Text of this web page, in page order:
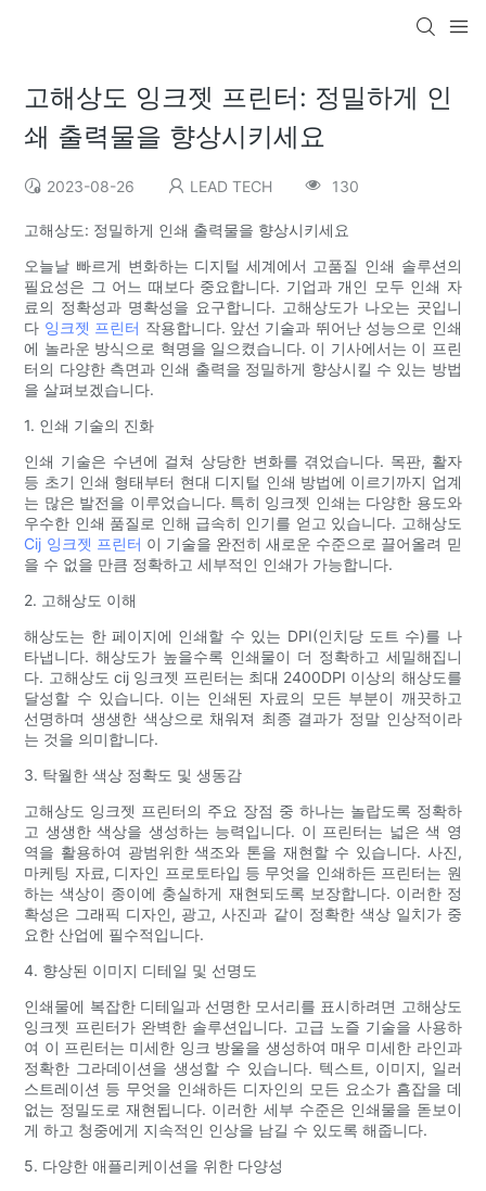
고해상도 잉크젯 프린터: 정밀하게 인
쇄 출력물을 향상시키세요
2023-08-26 LEAD TECH 130
고해상도: 정밀하게 인쇄 출력물을 향상시키세요
오늘날 빠르게 변화하는 디지털 세계에서 고품질 인쇄 솔루션의
필요성은 그 어느 때보다 중요합니다. 기업과 개인 모두 인쇄 자
료의 정확성과 명확성을 요구합니다. 고해상도가 나오는 곳입니
다 잉크젯 프린터 작용합니다. 앞선 기술과 뛰어난 성능으로 인쇄
에 놀라운 방식으로 혁명을 일으켰습니다. 이 기사에서는 이 프린
터의 다양한 측면과 인쇄 출력을 정밀하게 향상시킬 수 있는 방법
을 살펴보겠습니다.
1. 인쇄 기술의 진화
인쇄 기술은 수년에 걸쳐 상당한 변화를 겪었습니다. 목판, 활자
등 초기 인쇄 형태부터 현대 디지털 인쇄 방법에 이르기까지 업계
는 많은 발전을 이루었습니다. 특히 잉크젯 인쇄는 다양한 용도와
우수한 인쇄 품질로 인해 급속히 인기를 얻고 있습니다. 고해상도
Cij 잉크젯 프린터 이 기술을 완전히 새로운 수준으로 끌어올려 믿
을 수 없을 만큼 정확하고 세부적인 인쇄가 가능합니다.
2. 고해상도 이해
해상도는 한 페이지에 인쇄할 수 있는 DPI(인치당 도트 수)를 나
타냅니다. 해상도가 높을수록 인쇄물이 더 정확하고 세밀해집니
다. 고해상도 cij 잉크젯 프린터는 최대 2400DPI 이상의 해상도를
달성할 수 있습니다. 이는 인쇄된 자료의 모든 부분이 깨끗하고
선명하며 생생한 색상으로 채워져 최종 결과가 정말 인상적이라
는 것을 의미합니다.
3. 탁월한 색상 정확도 및 생동감
고해상도 잉크젯 프린터의 주요 장점 중 하나는 놀랍도록 정확하
고 생생한 색상을 생성하는 능력입니다. 이 프린터는 넓은 색 영
역을 활용하여 광범위한 색조와 톤을 재현할 수 있습니다. 사진,
마케팅 자료, 디자인 프로토타입 등 무엇을 인쇄하든 프린터는 원
하는 색상이 종이에 충실하게 재현되도록 보장합니다. 이러한 정
확성은 그래픽 디자인, 광고, 사진과 같이 정확한 색상 일치가 중
요한 산업에 필수적입니다.
4. 향상된 이미지 디테일 및 선명도
인쇄물에 복잡한 디테일과 선명한 모서리를 표시하려면 고해상도
잉크젯 프린터가 완벽한 솔루션입니다. 고급 노즐 기술을 사용하
여 이 프린터는 미세한 잉크 방울을 생성하여 매우 미세한 라인과
정확한 그라데이션을 생성할 수 있습니다. 텍스트, 이미지, 일러
스트레이션 등 무엇을 인쇄하든 디자인의 모든 요소가 흠잡을 데
없는 정밀도로 재현됩니다. 이러한 세부 수준은 인쇄물을 돋보이
게 하고 청중에게 지속적인 인상을 남길 수 있도록 해줍니다.
5. 다양한 애플리케이션을 위한 다양성